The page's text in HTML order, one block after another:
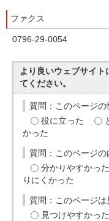
ファクス
0796-29-0054
より良いウェブサイ
てください。
質問：このページ
役に立った
かった
質問：このページ
分かりやすかった
りにくかった
質問：このページ
見つけやすかった